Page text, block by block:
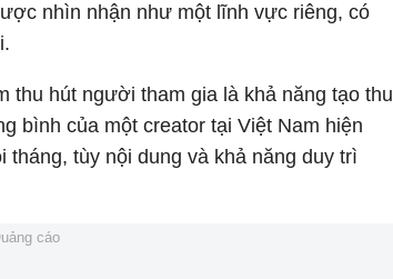
nhìn nhận như một lĩnh vực riêng, có
thu hút người tham gia là khả năng tạo thu
bình của một creator tại Việt Nam hiện
tháng, tùy nội dung và khả năng duy trì
cáo